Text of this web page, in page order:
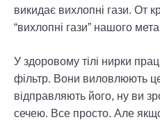
викидає вихлопні гази. От
“вихлопні гази” нашого
У здоровому тілі нирки
фільтр. Вони виловлюють
відправляють його, ну ви
сечею. Все просто. Але